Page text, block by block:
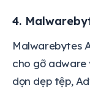
4.
Malwarebytes
cho gỡ adware
dọn dẹp tệp,